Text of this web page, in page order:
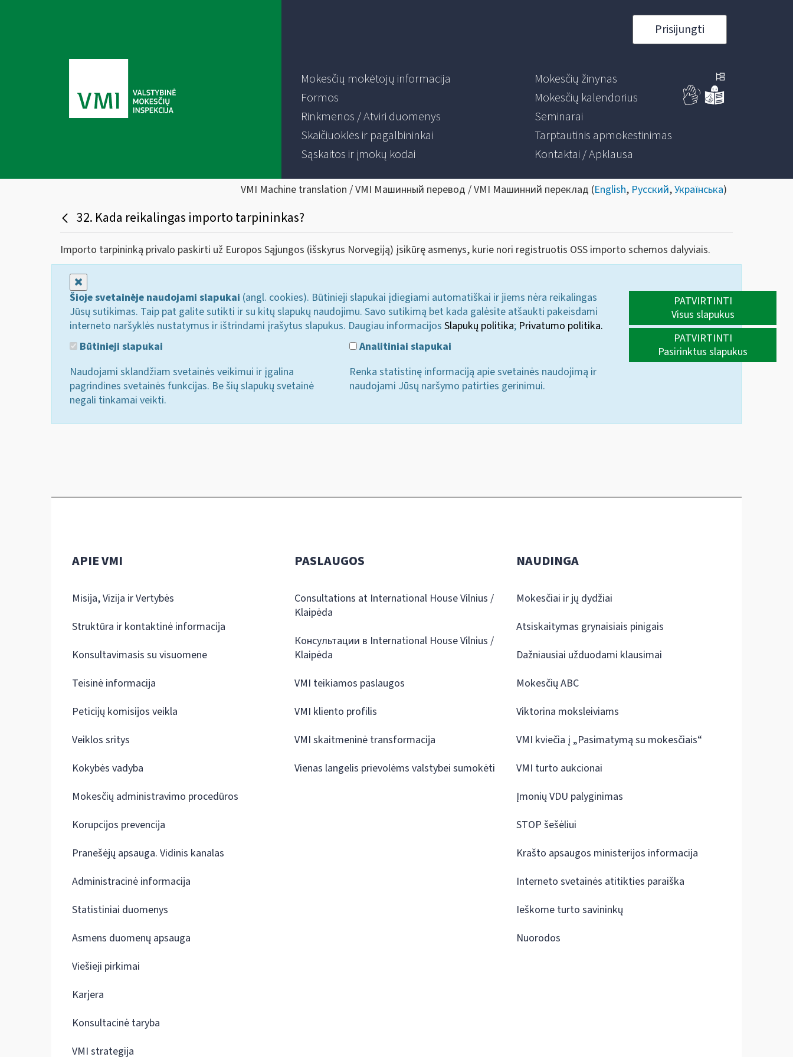
Prisijungti
Mokesčių mokėtojų informacija
Formos
Rinkmenos / Atviri duomenys
Skaičiuoklės ir pagalbininkai
Sąskaitos ir įmokų kodai
Mokesčių žinynas
Mokesčių kalendorius
Seminarai
Tarptautinis apmokestinimas
Kontaktai / Apklausa
VMI Machine translation / VMI Машинный перевод / VMI Машинний переклад (English, Русский,Українська)
32. Kada reikalingas importo tarpininkas?
Importo tarpininką privalo paskirti už Europos Sąjungos (išskyrus Norvegiją) įsikūrę asmenys, kurie nori registruotis OSS importo schemos dalyviais.
Šioje svetainėje naudojami slapukai (angl. cookies). Būtinieji slapukai įdiegiami automatiškai ir jiems nėra reikalingas
Jūsų sutikimas. Taip pat galite sutikti ir su kitų slapukų naudojimu. Savo sutikimą bet kada galėsite atšaukti pakeisdami
interneto naršyklės nustatymus ir ištrindami įrašytus slapukus. Daugiau informacijos Slapukų politika; Privatumo politika.
Būtinieji slapukai
Naudojami sklandžiam svetainės veikimui ir įgalina
pagrindines svetainės funkcijas. Be šių slapukų svetainė
negali tinkamai veikti.
Analitiniai slapukai
Renka statistinę informaciją apie svetainės naudojimą ir
naudojami Jūsų naršymo patirties gerinimui.
PATVIRTINTI
Visus slapukus
PATVIRTINTI
Pasirinktus slapukus
APIE VMI
Misija, Vizija ir Vertybės
Struktūra ir kontaktinė informacija
Konsultavimasis su visuomene
Teisinė informacija
Peticijų komisijos veikla
Veiklos sritys
Kokybės vadyba
Mokesčių administravimo procedūros
Korupcijos prevencija
Pranešėjų apsauga. Vidinis kanalas
Administracinė informacija
Statistiniai duomenys
Asmens duomenų apsauga
Viešieji pirkimai
Karjera
Konsultacinė taryba
VMI strategija
PASLAUGOS
Consultations at International House Vilnius /
Klaipėda
Консультации в International House Vilnius /
Klaipėda
VMI teikiamos paslaugos
VMI kliento profilis
VMI skaitmeninė transformacija
Vienas langelis prievolėms valstybei sumokėti
NAUDINGA
Mokesčiai ir jų dydžiai
Atsiskaitymas grynaisiais pinigais
Dažniausiai užduodami klausimai
Mokesčių ABC
Viktorina moksleiviams
VMI kviečia į „Pasimatymą su mokesčiais“
VMI turto aukcionai
Įmonių VDU palyginimas
STOP šešėliui
Krašto apsaugos ministerijos informacija
Interneto svetainės atitikties paraiška
Ieškome turto savininkų
Nuorodos